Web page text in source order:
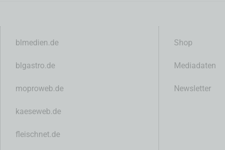
blmedien.de
blgastro.de
moproweb.de
kaeseweb.de
fleischnet.de
Shop
Mediadaten
Newsletter